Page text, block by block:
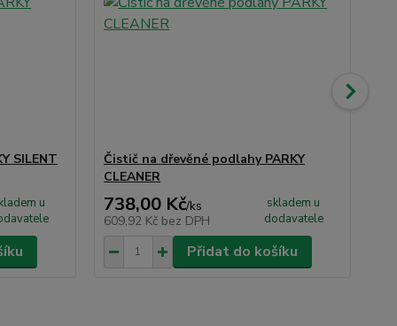
SILENT
u
Čistič na dřevěné podlahy PARKY
CLEANER
738,00 Kč/ks
609,92 Kč bez DPH
skladem u
dodavatele
Přidat do košíku